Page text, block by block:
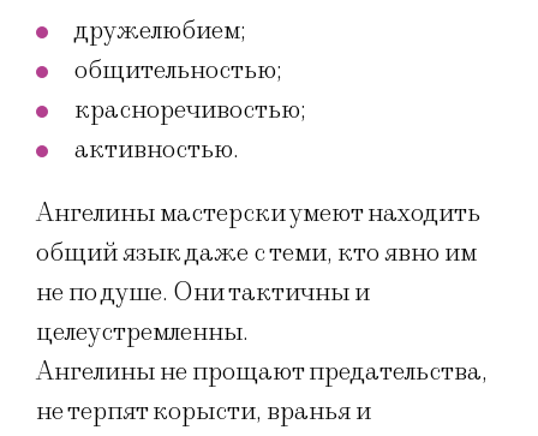
дружелюбием;
общительностью;
красноречивостью;
активностью.
Ангелины мастерски умеют находить
общий язык даже с теми, кто явно им
не по душе. Они тактичны и
целеустремленны.
Ангелины не прощают предательства,
не терпят корысти, вранья и